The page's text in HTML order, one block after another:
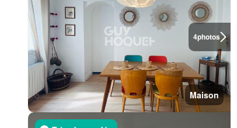
4photos
Maison